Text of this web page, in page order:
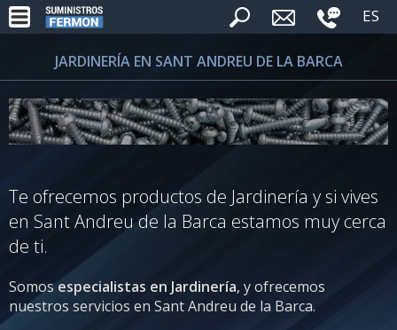
ES
JARDINERÍA EN SANT ANDREU DE LA BARCA
Te ofrecemos productos de Jardinería y si vives
en Sant Andreu de la Barca estamos muy cerca
de ti.
Somosespecialistas en Jardinería, y ofrecemos
nuestros servicios en Sant Andreu de la Barca.